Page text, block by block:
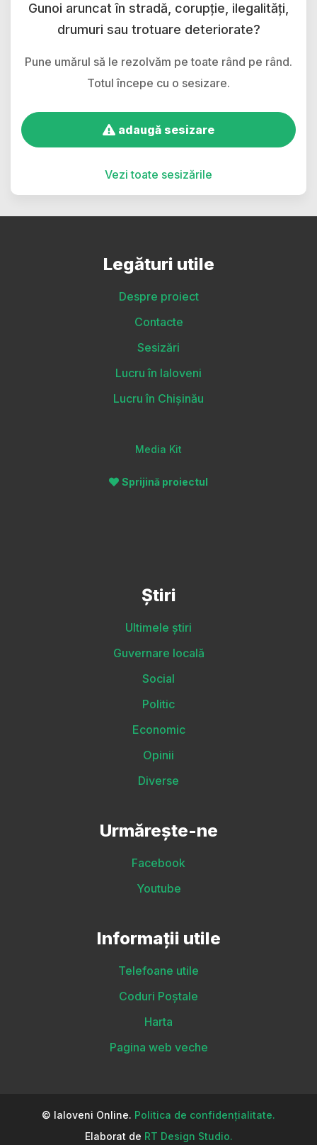
Gunoi aruncat în stradă, corupție, ilegalități,
drumuri sau trotuare deteriorate?
Pune umărul să le rezolvăm pe toate rând pe rând.
Totul începe cu o sesizare.
adaugă sesizare
Vezi toate sesizările
Legături utile
Despre proiect
Contacte
Sesizări
Lucru în Ialoveni
Lucru în Chișinău
Media Kit
Sprijină proiectul
Știri
Ultimele știri
Guvernare locală
Social
Politic
Economic
Opinii
Diverse
Urmărește-ne
Facebook
Youtube
Informații utile
Telefoane utile
Coduri Poștale
Harta
Pagina web veche
© Ialoveni Online. Politica de confidențialitate.
Elaborat de RT Design Studio.